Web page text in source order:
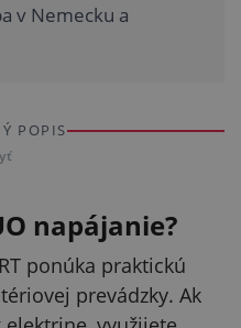
v Nemecku a
POPIS
napájanie?
ponúka praktickú
prevádzky. Ak